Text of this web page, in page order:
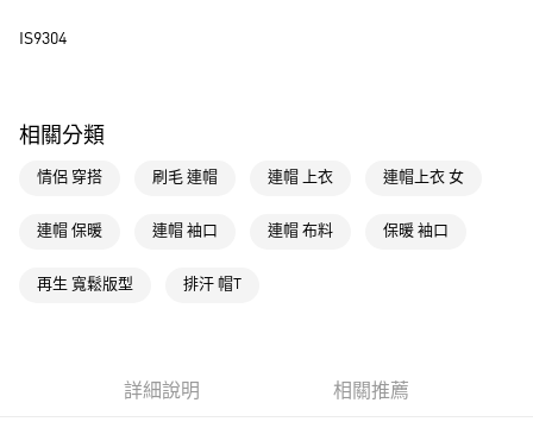
付款後全家取貨
每筆NT$80，滿NT$1,500(含以上)免運費
付款後萊爾富取貨
每筆NT$80，滿NT$1,500(含以上)免運費
IS9304
相關分類
情侶 穿搭 刷毛 連帽 連帽 上衣 連帽上衣 女
連帽 保暖 連帽 袖口 連帽 布料 保暖 袖口
再生 寬鬆版型 排汗 帽T
詳細說明 相關推薦